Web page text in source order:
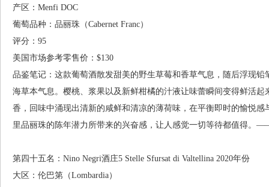
产区：Menfi DOC
葡萄品种：品丽珠（Cabernet Franc）
评分：95
美国市场参考零售价：$130
品鉴笔记：这款葡萄酒散发甜美的野生草莓和香草气息，随后浮现
海草本气息。樱桃、浆果以及新鲜柑橘的汁液让味蕾瞬间变得鲜活
香，回味中涌现出清新的咸鲜和清凉的薄荷味，在平衡即时的愉悦
里品丽珠的陈年潜力所带来的兴奋感，让人感觉一切等待都值得。
第四十五名：Nino Negri酒庄5 Stelle Sfursat di Valtellina 2020年份
大区：伦巴第（Lombardia）